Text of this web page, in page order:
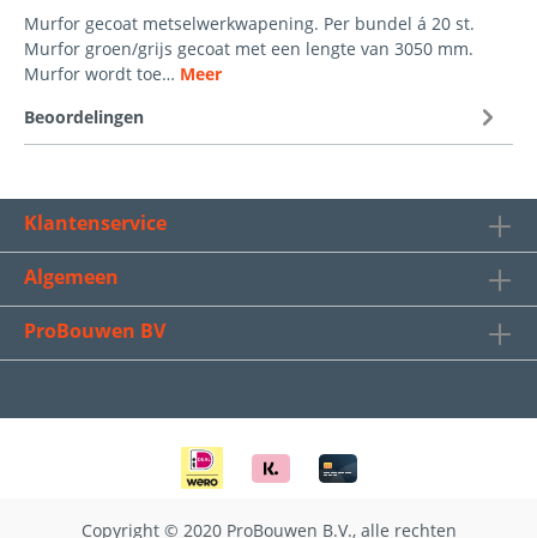
Murfor gecoat metselwerkwapening. Per bundel á 20 st.
Murfor groen/grijs gecoat met een lengte van 3050 mm.
Murfor wordt toe… Meer
Beoordelingen
Klantenservice
Algemeen
ProBouwen BV
Copyright © 2020 ProBouwen B.V., alle rechten